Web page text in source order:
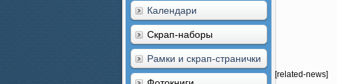
Календари
Скрап-наборы
Рамки и скрап-странички
[related-news]